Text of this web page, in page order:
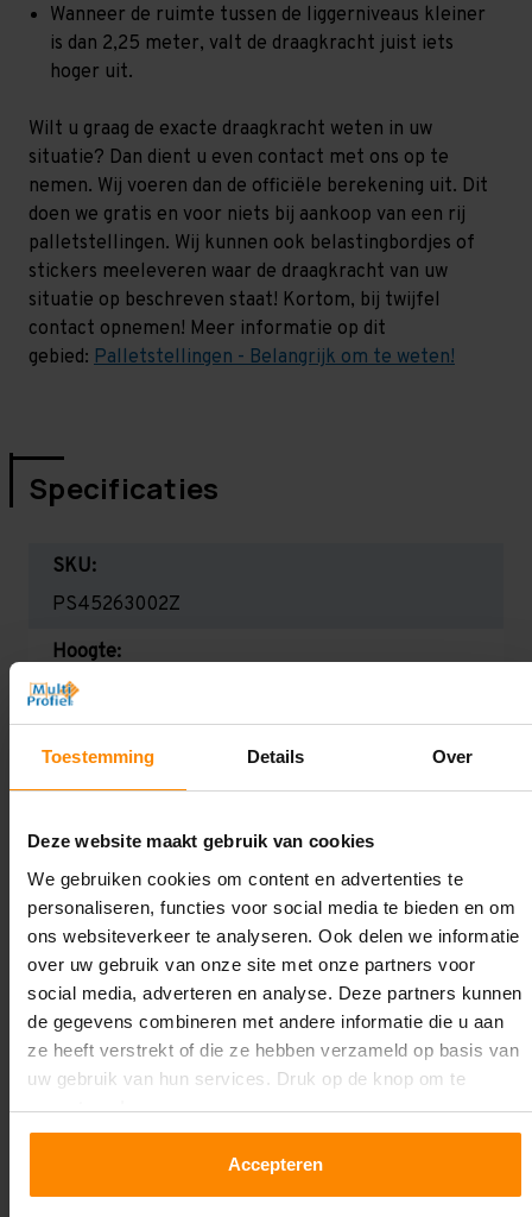
Toestemming Details Over
Deze website maakt gebruik van cookies
We gebruiken cookies om content en advertenties te
personaliseren, functies voor social media te bieden en om
ons websiteverkeer te analyseren. Ook delen we informatie
over uw gebruik van onze site met onze partners voor
social media, adverteren en analyse. Deze partners kunnen
de gegevens combineren met andere informatie die u aan
ze heeft verstrekt of die ze hebben verzameld op basis van
uw gebruik van hun services. Druk op de knop om te
accepteren!
Accepteren
Wanneer de ruimte tussen de liggerniveaus kleiner
is dan 2,25 meter, valt de draagkracht juist iets
hoger uit.
Wilt u graag de exacte draagkracht weten in uw
situatie? Dan dient u even contact met ons op te
nemen. Wij voeren dan de officiële berekening uit. Dit
doen we gratis en voor niets bij aankoop van een rij
palletstellingen. Wij kunnen ook belastingbordjes of
stickers meeleveren waar de draagkracht van uw
situatie op beschreven staat! Kortom, bij twijfel
contact opnemen! Meer informatie op dit
gebied: Palletstellingen - Belangrijk om te weten!
Specificaties
SKU:
PS45263002Z
Hoogte:
4.500 mm
Liggerlengte:
1.850 mm & 2.700 mm
Aantal niveaus:
2
Kleur staanders:
Blauw
Draagkracht per liggerniveau:
2.650 kg (1.325 kg per pallet) & 2.700 mm is